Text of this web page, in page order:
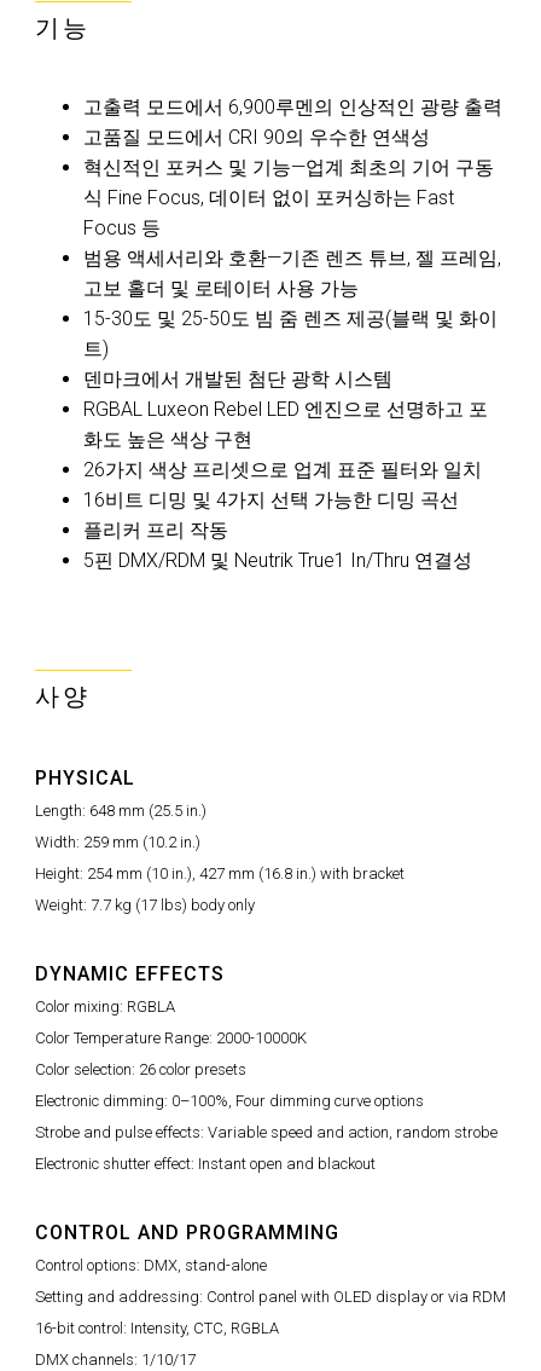
기능
고출력 모드에서 6,900루멘의 인상적인 광량 출력
고품질 모드에서 CRI 90의 우수한 연색성
혁신적인 포커스 및 기능—업계 최초의 기어 구동
식 Fine Focus, 데이터 없이 포커싱하는 Fast
Focus 등
범용 액세서리와 호환—기존 렌즈 튜브, 젤 프레임,
고보 홀더 및 로테이터 사용 가능
15-30도 및 25-50도 빔 줌 렌즈 제공(블랙 및 화이
트)
덴마크에서 개발된 첨단 광학 시스템
RGBAL Luxeon Rebel LED 엔진으로 선명하고 포
화도 높은 색상 구현
26가지 색상 프리셋으로 업계 표준 필터와 일치
16비트 디밍 및 4가지 선택 가능한 디밍 곡선
플리커 프리 작동
5핀 DMX/RDM 및 Neutrik True1 In/Thru 연결성
사양
PHYSICAL
Length: 648 mm (25.5 in.)
Width: 259 mm (10.2 in.)
Height: 254 mm (10 in.), 427 mm (16.8 in.) with bracket
Weight: 7.7 kg (17 lbs) body only
DYNAMIC EFFECTS
Color mixing: RGBLA
Color Temperature Range: 2000-10000K
Color selection: 26 color presets
Electronic dimming: 0–100%, Four dimming curve options
Strobe and pulse effects: Variable speed and action, random strobe
Electronic shutter effect: Instant open and blackout
CONTROL AND PROGRAMMING
Control options: DMX, stand-alone
Setting and addressing: Control panel with OLED display or via RDM
16-bit control: Intensity, CTC, RGBLA
DMX channels: 1/10/17